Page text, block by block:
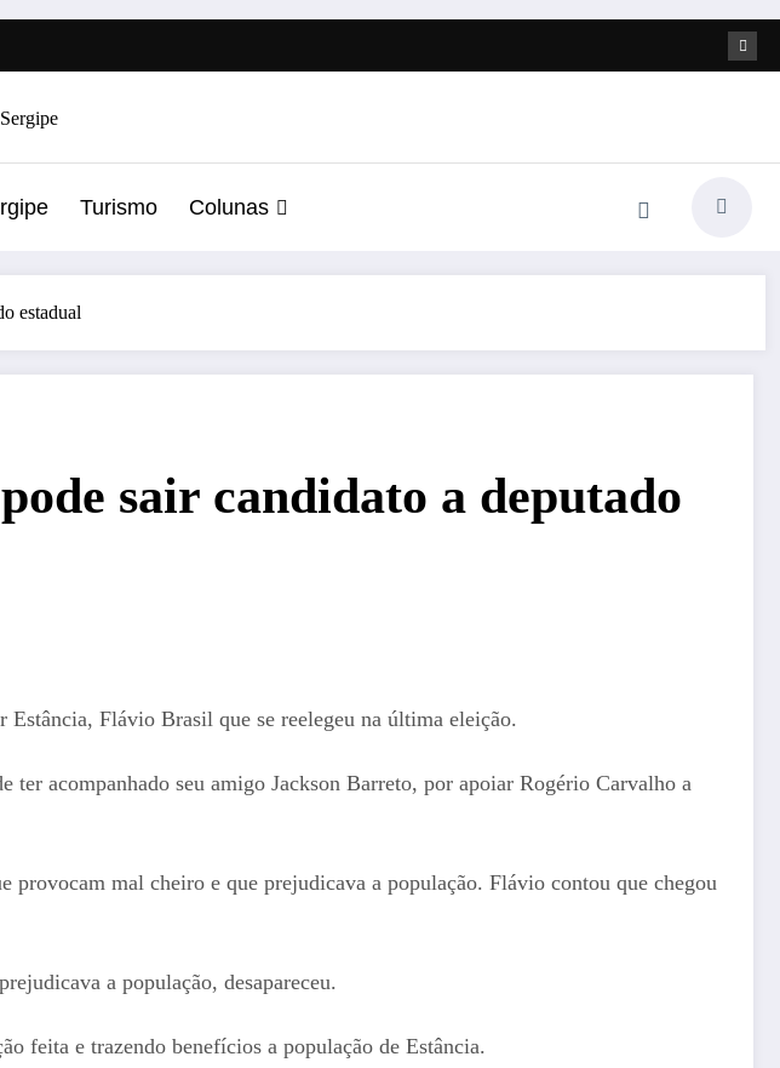
Turismo Colunas
estadual
sair candidato a deputado
Flávio Brasil que se reelegeu na última eleição.
acompanhado seu amigo Jackson Barreto, por apoiar Rogério Carvalho a
provocam mal cheiro e que prejudicava a população. Flávio contou que chegou
a população, desapareceu.
feita e trazendo benefícios a população de Estância.